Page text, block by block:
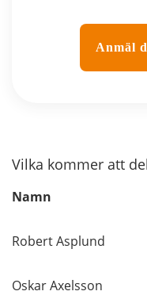
Anmäl
Vilka kommer att
Namn
Robert Asplund
Oskar Axelsson